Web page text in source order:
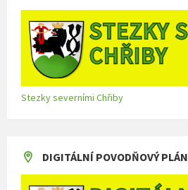
Stezky severními Chřiby
DIGITÁLNÍ POVODŇOVÝ PLÁN